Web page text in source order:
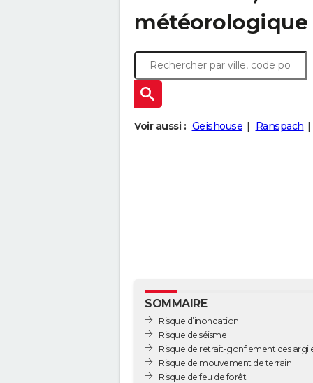
météorologique
Voir aussi : Geishouse Ranspach
SOMMAIRE
Risque d’inondation
Risque de séisme
Risque de retrait-gonflement des
Risque de mouvement de terrain
Risque de feu de forêt